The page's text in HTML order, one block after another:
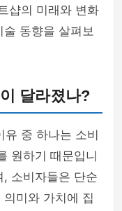
샵의 미래와 변화
동향을 살펴보
달라졌나?
유 중 하나는 소비
원하기 때문입니
소비자들은 단순
미와 가치에 집